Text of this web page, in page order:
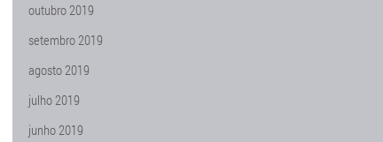
outubro 2019
setembro 2019
agosto 2019
julho 2019
junho 2019